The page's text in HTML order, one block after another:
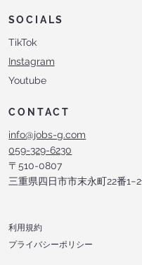
SOCIALS
TikTok
Instagram
Youtube
CONTACT
info@jobs-g.com
059-329-6230
〒510-0807
三重県四日市市末永町22番
利用規約
プライバシーポリシー